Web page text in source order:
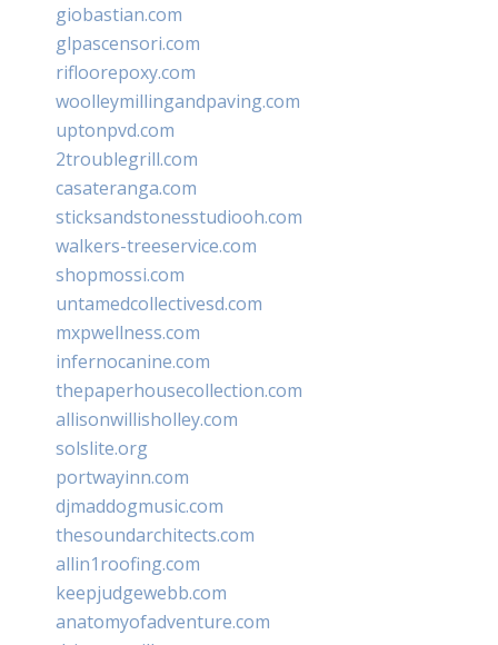
giobastian.com
glpascensori.com
rifloorepoxy.com
woolleymillingandpaving.com
uptonpvd.com
2troublegrill.com
casateranga.com
sticksandstonesstudiooh.com
walkers-treeservice.com
shopmossi.com
untamedcollectivesd.com
mxpwellness.com
infernocanine.com
thepaperhousecollection.com
allisonwillisholley.com
solslite.org
portwayinn.com
djmaddogmusic.com
thesoundarchitects.com
allin1roofing.com
keepjudgewebb.com
anatomyofadventure.com